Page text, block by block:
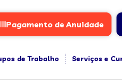
Pagamento de Anuidade
de Trabalho Serviços e